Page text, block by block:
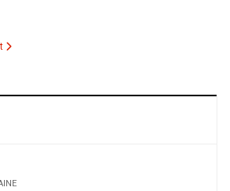
Ahcène Adlani contre “Liberté”: Plainte rejetée
: Madjid Bougherra reçoit le trophée du